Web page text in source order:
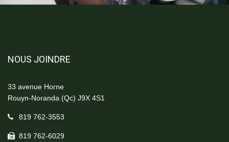
NOUS JOINDRE
33 avenue Horne
Rouyn-Noranda (Qc) J9X 4S1
819 762-3553
819 762-6029